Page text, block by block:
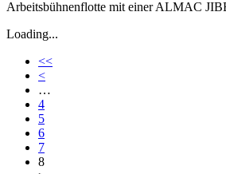
Arbeitsbühnenflotte mit einer ALMAC
Loading...
<<
<
…
4
5
6
7
8